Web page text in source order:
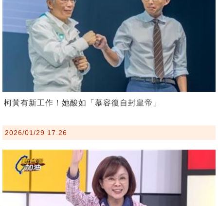
柯黃有新工作！她酸如「慕容復自封皇帝」
2026/01/29 17:26